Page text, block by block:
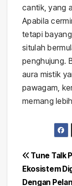
cantik, yang
Apabila
tetapi
situlah
penghujung.
aura mistik
pawagam,
memang
Post
Tune Talk
Ekosistem
Dengan